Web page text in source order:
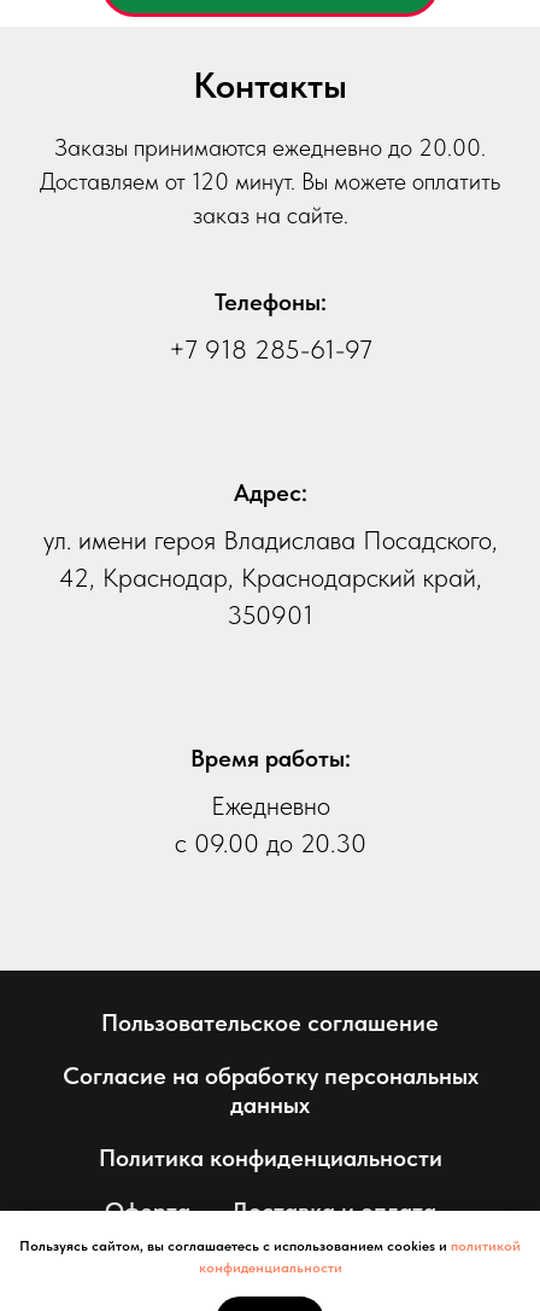
Контакты
Заказы принимаются ежедневно до 20.00.
Доставляем от 120 минут. Вы можете оплатить
заказ на сайте.
Телефоны:
+7 918 285-61-97
Адрес:
ул. имени героя Владислава Посадского,
42, Краснодар, Краснодарский край,
350901
Время работы:
Ежедневно
с 09.00 до 20.30
Пользовательское соглашение
Согласие на обработку персональных
данных
Политика конфиденциальности
Оферта
Доставка и оплата
Пользуясь сайтом, вы соглашаетесь с использованием cookies и политикой
конфиденциальности